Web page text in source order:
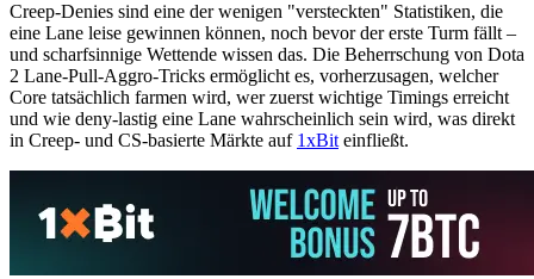
Creep-Denies sind eine der wenigen "versteckten" Statistiken, die
eine Lane leise gewinnen können, noch bevor der erste Turm fällt –
und scharfsinnige Wettende wissen das. Die Beherrschung von Dota
2 Lane-Pull-Aggro-Tricks ermöglicht es, vorherzusagen, welcher
Core tatsächlich farmen wird, wer zuerst wichtige Timings erreicht
und wie deny-lastig eine Lane wahrscheinlich sein wird, was direkt
in Creep- und CS-basierte Märkte auf 1xBit einfließt.